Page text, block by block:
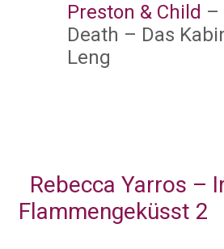
Preston & Child –
Death – Das
Leng
Rebecca Yarros –
Flammengeküsst 2